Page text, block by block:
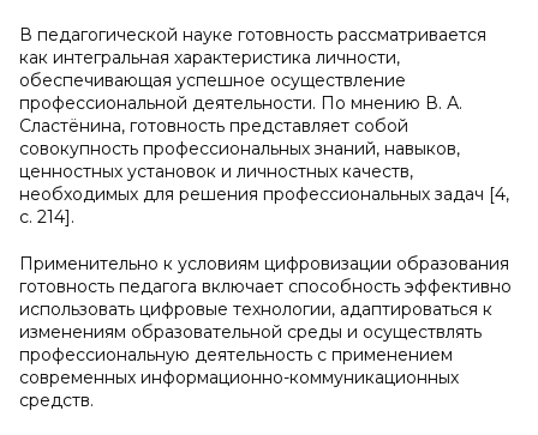
В педагогической науке готовность рассматривается
как интегральная характеристика личности,
обеспечивающая успешное осуществление
профессиональной деятельности. По мнению В. А.
Сластёнина, готовность представляет собой
совокупность профессиональных знаний, навыков,
ценностных установок и личностных качеств,
необходимых для решения профессиональных задач [4,
с. 214].
Применительно к условиям цифровизации образования
готовность педагога включает способность эффективно
использовать цифровые технологии, адаптироваться к
изменениям образовательной среды и осуществлять
профессиональную деятельность с применением
современных информационно-коммуникационных
средств.